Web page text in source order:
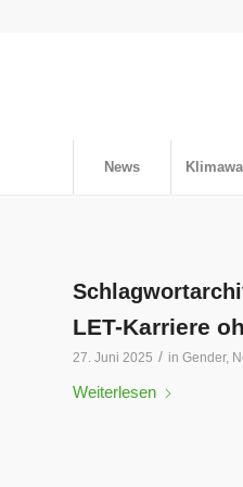
News
LET-Karriere
27. Juni 2025 / in Gender,
Weiterlesen